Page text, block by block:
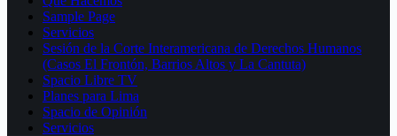
Sample Page
Servicios
Sesión de la Corte Interamericana de Derechos Humanos
(Casos El Frontón, Barrios Altos y La Cantuta)
Spacio Libre TV
Planes para Lima
Spacio de Opinión
Servicios